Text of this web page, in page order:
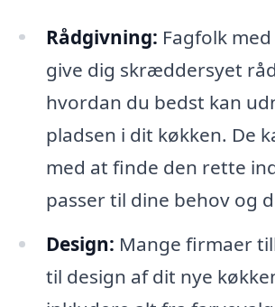
Rådgivning: Fagfolk
give dig skræddersyet
hvordan du bedst kan
pladsen i dit køkken. De
med at finde den rette
passer til dine behov og
Design: Mange firmaer
til design af dit nye